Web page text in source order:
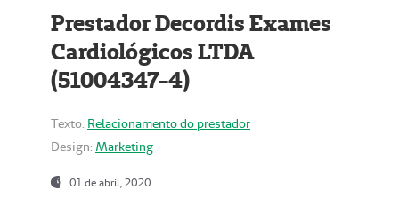
Prestador Decordis Exames
Cardiológicos LTDA
(51004347-4)
Texto: Relacionamento do prestador
Design: Marketing
01 de abril, 2020